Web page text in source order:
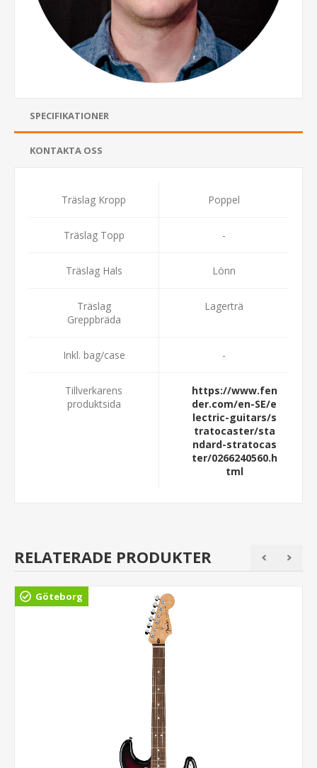
SPECIFIKATIONER
KONTAKTA OSS
Träslag Kropp Poppel
Träslag Topp -
Träslag Hals Lönn
Träslag
Greppbräda
Lagerträ
Inkl. bag/case -
Tillverkarens
produktsida
https://www.fen
der.com/en-SE/e
lectric-guitars/s
tratocaster/sta
ndard-stratocas
ter/0266240560.h
tml
RELATERADE PRODUKTER
Göteborg